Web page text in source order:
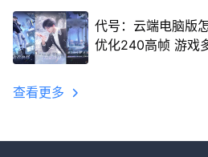
代号：云端电脑版
优化240高帧 游戏
查看更多